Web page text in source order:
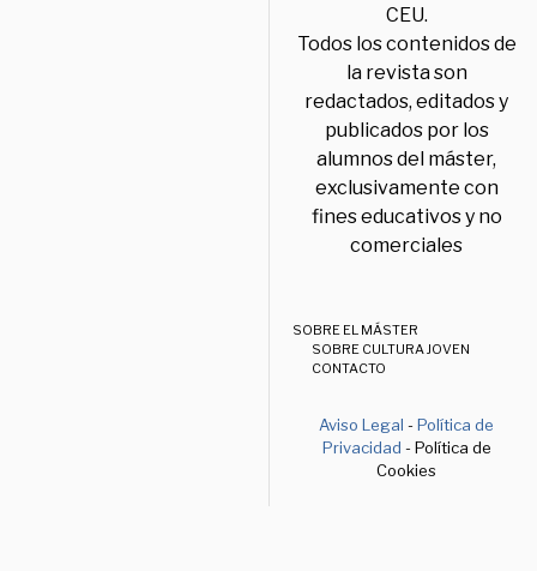
CEU.
Todos los contenidos de
la revista son
redactados, editados y
publicados por los
alumnos del máster,
exclusivamente con
fines educativos y no
comerciales
SOBRE EL MÁSTER
SOBRE CULTURA JOVEN
CONTACTO
Aviso Legal -Política de
Privacidad - Política de
Cookies